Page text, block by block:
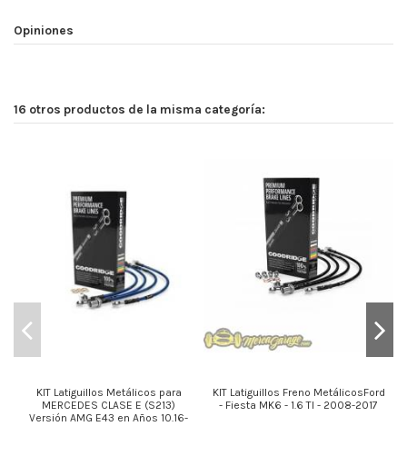
Opiniones
16 otros productos de la misma categoría:
KIT Latiguillos Metálicos para
MERCEDES CLASE E (S213)
Versión AMG E43 en Años 10.16-
KIT Latiguillos Freno MetálicosFord
- Fiesta MK6 - 1.6 TI - 2008-2017